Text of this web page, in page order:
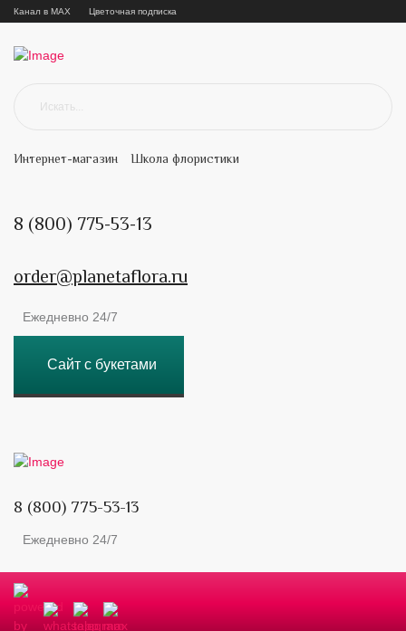
Канал в MAX Цветочная подписка
Интернет-магазин Школа флористики
8 (800) 775-53-13
order@planetaflora.ru
Ежедневно 24/7
Сайт с букетами
8 (800) 775-53-13
Ежедневно 24/7